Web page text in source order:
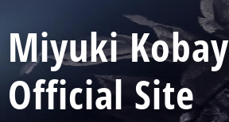
Miyuki
Official Site